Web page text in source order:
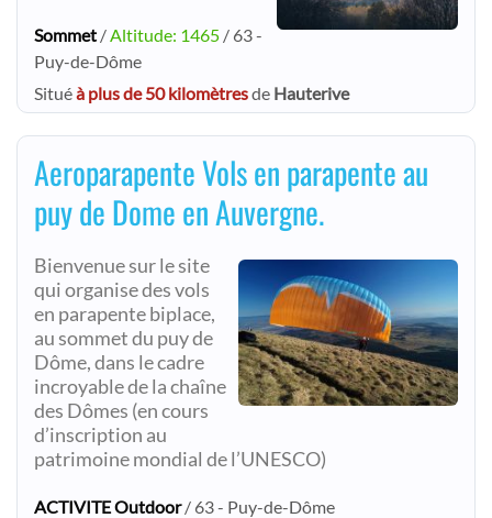
Sommet /Altitude: 1465 / 63 -
Puy-de-Dôme
Situéà plus de 50 kilomètresde Hauterive
Aeroparapente Vols en parapente au
puy de Dome en Auvergne.
Bienvenue sur le site
qui organise des vols
en parapente biplace,
au sommet du puy de
Dôme, dans le cadre
incroyable de la chaîne
des Dômes (en cours
d’inscription au
patrimoine mondial de l’UNESCO)
ACTIVITE Outdoor/ 63 - Puy-de-Dôme